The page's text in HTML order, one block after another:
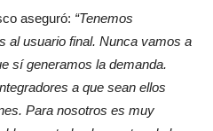
aseguró: “Tenemos
al usuario final. Nunca vamos a
sí generamos la demanda.
a que sean ellos
Para nosotros es muy